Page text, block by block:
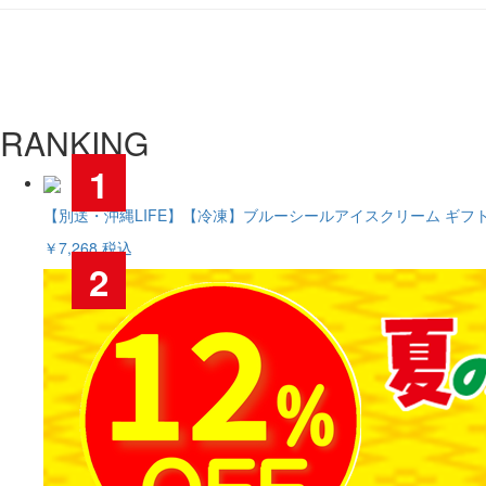
RANKING
【別送・沖縄LIFE】【冷凍】ブルーシールアイスクリーム ギ
￥7,268税込
1
2